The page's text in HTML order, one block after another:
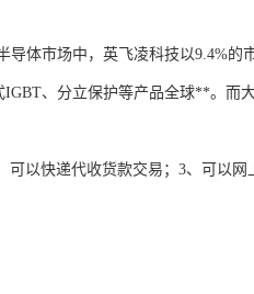
导体市场中，英飞凌科技以9.4%
、分立保护等产品全球**。而
以快递代收货款交易；3、可以网